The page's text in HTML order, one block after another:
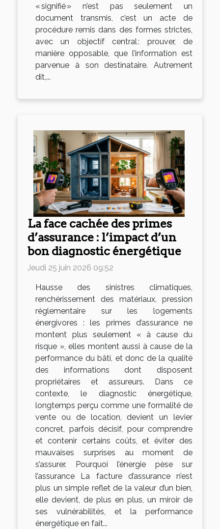
« signifié » n’est pas seulement un
document transmis, c’est un acte de
procédure remis dans des formes strictes,
avec un objectif central : prouver, de
manière opposable, que l’information est
parvenue à son destinataire. Autrement
dit,...
La face cachée des primes
d’assurance : l’impact d’un
bon diagnostic énergétique
Jeudi 25 juin 2026 09:52
Hausse des sinistres climatiques,
renchérissement des matériaux, pression
réglementaire sur les logements
énergivores : les primes d’assurance ne
montent plus seulement « à cause du
risque », elles montent aussi à cause de la
performance du bâti, et donc de la qualité
des informations dont disposent
propriétaires et assureurs. Dans ce
contexte, le diagnostic énergétique,
longtemps perçu comme une formalité de
vente ou de location, devient un levier
concret, parfois décisif, pour comprendre
et contenir certains coûts, et éviter des
mauvaises surprises au moment de
s’assurer. Pourquoi l’énergie pèse sur
l’assurance La facture d’assurance n’est
plus un simple reflet de la valeur d’un bien,
elle devient, de plus en plus, un miroir de
ses vulnérabilités, et la performance
énergétique en fait...